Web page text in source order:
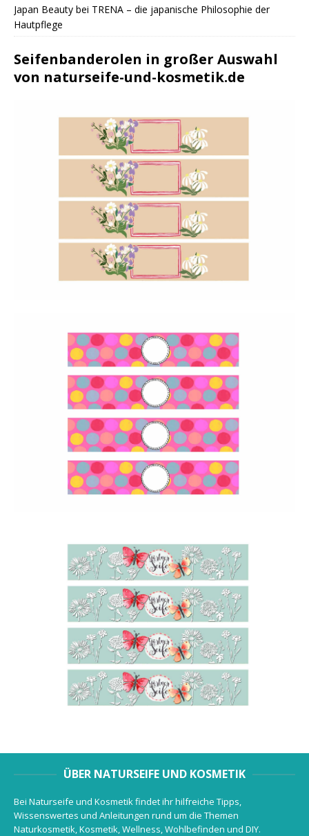
Japan Beauty bei TRENA – die japanische Philosophie der
Hautpflege
Seifenbanderolen in großer Auswahl
von naturseife-und-kosmetik.de
ÜBER NATURSEIFE UND KOSMETIK
Bei Naturseife und Kosmetik findet ihr hilfreiche Tipps,
Wissenswertes und Anleitungen rund um die Themen
Naturkosmetik, Kosmetik, Wellness, Wohlbefinden und DIY.